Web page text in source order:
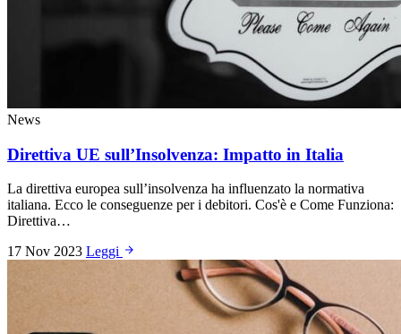
News
Direttiva UE sull’Insolvenza: Impatto in Italia
La direttiva europea sull’insolvenza ha influenzato la normativa
italiana. Ecco le conseguenze per i debitori. Cos'è e Come Funziona:
Direttiva…
17 Nov 2023 Leggi